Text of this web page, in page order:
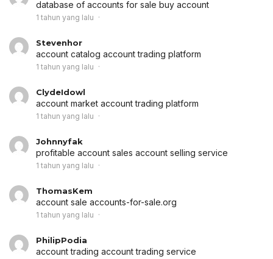
database of accounts for sale buy account
1 tahun yang lalu
Stevenhor
account catalog account trading platform
1 tahun yang lalu
ClydeIdowl
account market account trading platform
1 tahun yang lalu
Johnnyfak
profitable account sales account selling service
1 tahun yang lalu
ThomasKem
account sale accounts-for-sale.org
1 tahun yang lalu
PhilipPodia
account trading account trading service